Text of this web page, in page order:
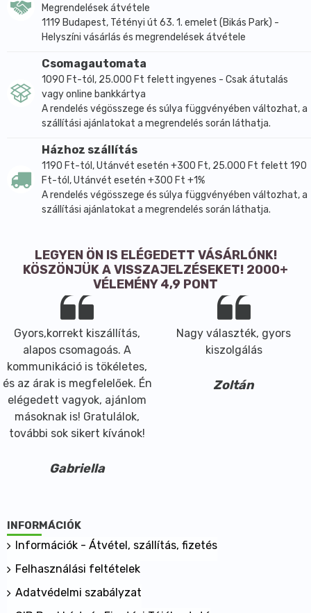
Megrendelések átvétele
1119 Budapest, Tétényi út 63. 1. emelet (Bikás Park) -
Helyszíni vásárlás és megrendelések átvétele
Csomagautomata
1090 Ft-tól, 25.000 Ft felett ingyenes - Csak átutalás
vagy online bankkártya
A rendelés végösszege és súlya függvényében változhat, a
szállítási ajánlatokat a megrendelés során láthatja.
Házhoz szállítás
1190 Ft-tól, Utánvét esetén +300 Ft, 25.000 Ft felett 190
Ft-tól, Utánvét esetén +300 Ft +1%
A rendelés végösszege és súlya függvényében változhat, a
szállítási ajánlatokat a megrendelés során láthatja.
LEGYEN ÖN IS ELÉGEDETT VÁSÁRLÓNK!
KÖSZÖNJÜK A VISSZAJELZÉSEKET! 2000+
VÉLEMÉNY 4,9 PONT
Gyors,korrekt kiszállítás,
alapos csomagoás. A
kommunikáció is tökéletes,
és az árak is megfelelőek. Én
elégedett vagyok, ajánlom
másoknak is! Gratulálok,
további sok sikert kívánok!
Gabriella
Nagy választék, gyors
kiszolgálás
Zoltán
INFORMÁCIÓK
Információk - Átvétel, szállítás, fizetés
Felhasználási feltételek
Adatvédelmi szabályzat